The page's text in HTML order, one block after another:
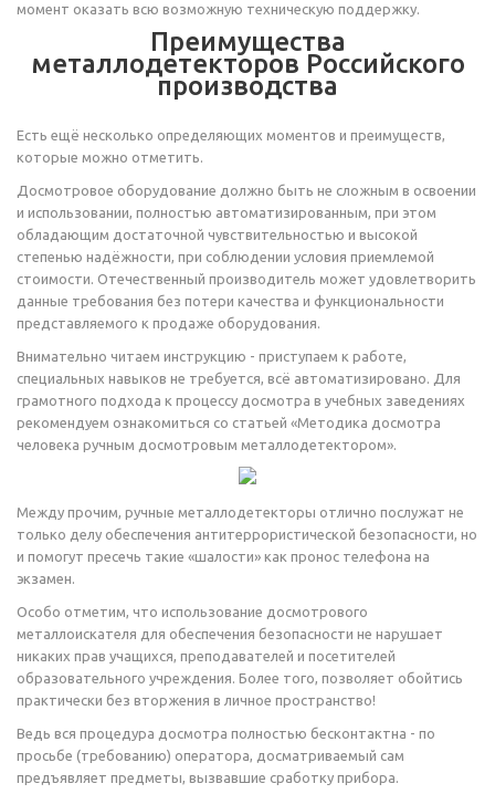
момент оказать всю возможную техническую поддержку.
Преимущества
металлодетекторов Российского
производства
Есть ещё несколько определяющих моментов и преимуществ,
которые можно отметить.
Досмотровое оборудование должно быть не сложным в освоении
и использовании, полностью автоматизированным, при этом
обладающим достаточной чувствительностью и высокой
степенью надёжности, при соблюдении условия приемлемой
стоимости. Отечественный производитель может удовлетворить
данные требования без потери качества и функциональности
представляемого к продаже оборудования.
Внимательно читаем инструкцию - приступаем к работе,
специальных навыков не требуется, всё автоматизировано. Для
грамотного подхода к процессу досмотра в учебных заведениях
рекомендуем ознакомиться со статьей «Методика досмотра
человека ручным досмотровым металлодетектором».
Между прочим, ручные металлодетекторы отлично послужат не
только делу обеспечения антитеррористической безопасности, но
и помогут пресечь такие «шалости» как пронос телефона на
экзамен.
Особо отметим, что использование досмотрового
металлоискателя для обеспечения безопасности не нарушает
никаких прав учащихся, преподавателей и посетителей
образовательного учреждения. Более того, позволяет обойтись
практически без вторжения в личное пространство!
Ведь вся процедура досмотра полностью бесконтактна - по
просьбе (требованию) оператора, досматриваемый сам
предъявляет предметы, вызвавшие сработку прибора.